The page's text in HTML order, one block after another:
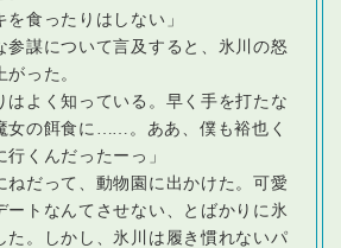
を食ったりはしない」
謀について言及すると、氷川の怒
った。
はよく知っている。早く手を打たな
女の餌食に
…。ああ、僕も裕也く
くんだったーっ」
だって、動物園に出かけた。可愛
ートなんてさせない、とばかりに氷
た。しかし、氷川は履き慣れないパ